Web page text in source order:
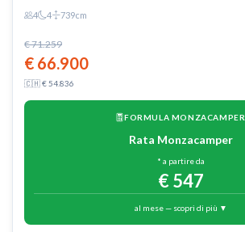
4 4 739cm
€ 71.259
€ 66.900
🇨🇭 € 54.836
FORMULA MONZACAMPER
Rata Monzacamper
* a partire da
€ 547
al mese — scopri di più ▼